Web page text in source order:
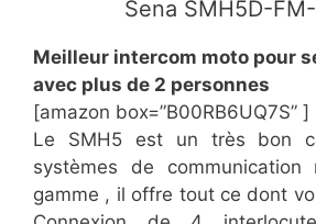
Sena SMH5D-
​Meilleur intercom moto pour
avec plus de 2 personnes
[amazon box=”​B00RB6UQ7S” ]
Le SMH5 est un très bon
systèmes de
gamme , il offre tout ce dont